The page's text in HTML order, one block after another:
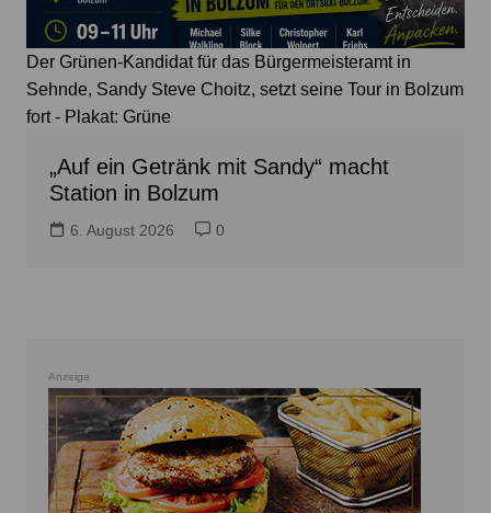
Der Grünen-Kandidat für das Bürgermeisteramt in
Sehnde, Sandy Steve Choitz, setzt seine Tour in Bolzum
fort - Plakat: Grüne
„Auf ein Getränk mit Sandy“ macht
Station in Bolzum
6. August 2026 0
Anzeige